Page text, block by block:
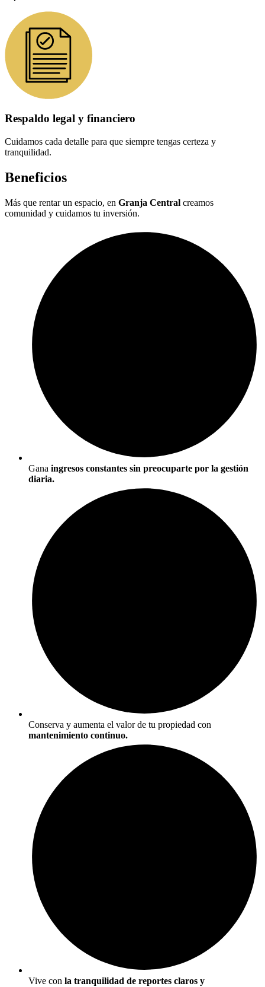
Respaldo legal y financiero
Cuidamos cada detalle para que siempre tengas certeza y
tranquilidad.
Beneficios
Más que rentar un espacio, en Granja Central creamos
comunidad y cuidamos tu inversión.
Gana ingresos constantes sin preocuparte por la gestión
diaria.
Conserva y aumenta el valor de tu propiedad con
mantenimiento continuo.
Vive con la tranquilidad de reportes claros y